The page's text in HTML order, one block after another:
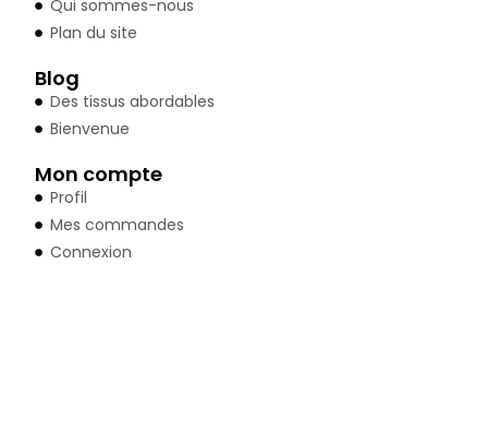
Qui sommes-nous
Plan du site
Blog
Des tissus abordables
Bienvenue
Mon compte
Profil
Mes commandes
Connexion